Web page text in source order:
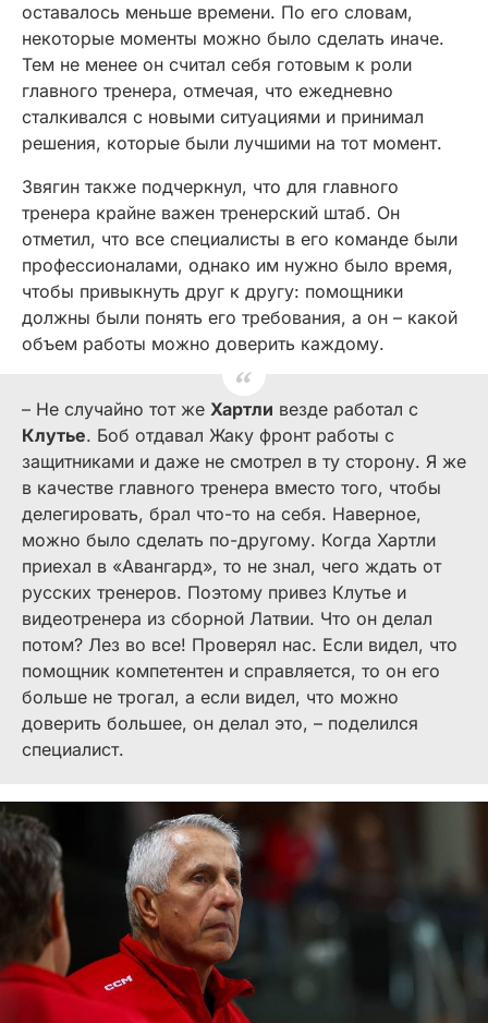
оставалось меньше времени. По его словам,
некоторые моменты можно было сделать иначе.
Тем не менее он считал себя готовым к роли
главного тренера, отмечая, что ежедневно
сталкивался с новыми ситуациями и принимал
решения, которые были лучшими на тот момент.
Звягин также подчеркнул, что для главного
тренера крайне важен тренерский штаб. Он
отметил, что все специалисты в его команде были
профессионалами, однако им нужно было время,
чтобы привыкнуть друг к другу: помощники
должны были понять его требования, а он – какой
объем работы можно доверить каждому.
– Не случайно тот же Хартли везде работал с
Клутье. Боб отдавал Жаку фронт работы с
защитниками и даже не смотрел в ту сторону. Я же
в качестве главного тренера вместо того, чтобы
делегировать, брал что-то на себя. Наверное,
можно было сделать по-другому. Когда Хартли
приехал в «Авангард», то не знал, чего ждать от
русских тренеров. Поэтому привез Клутье и
видеотренера из сборной Латвии. Что он делал
потом? Лез во все! Проверял нас. Если видел, что
помощник компетентен и справляется, то он его
больше не трогал, а если видел, что можно
доверить большее, он делал это, – поделился
специалист.